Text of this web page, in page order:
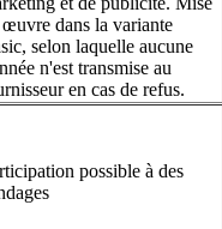
œuvre dans la variante
selon laquelle aucune
n'est transmise au
en cas de refus.
possible à des